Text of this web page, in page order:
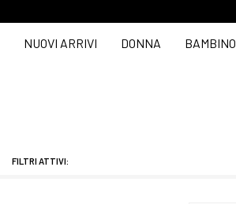
NUOVI ARRIVI DONNA BAMBINO
FILTRI ATTIVI: